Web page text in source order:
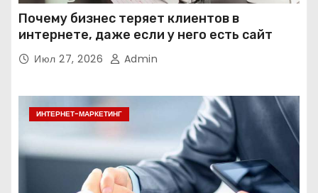
Почему бизнес теряет клиентов в
интернете, даже если у него есть сайт
Июл 27, 2026 Admin
ИНТЕРНЕТ-МАРКЕТИНГ